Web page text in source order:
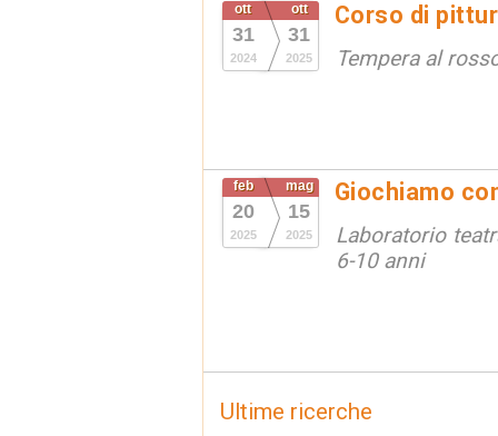
ott
31
2024
ott
31
2025
Corso di
Tempera al
feb
20
2025
mag
15
2025
Giochiamo
Laboratorio
6-10 anni
Ultime ricerche